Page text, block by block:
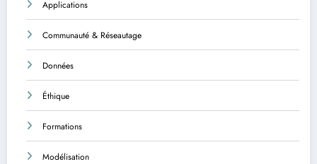
Applications
Communauté & Réseautage
Données
Éthique
Formations
Modélisation